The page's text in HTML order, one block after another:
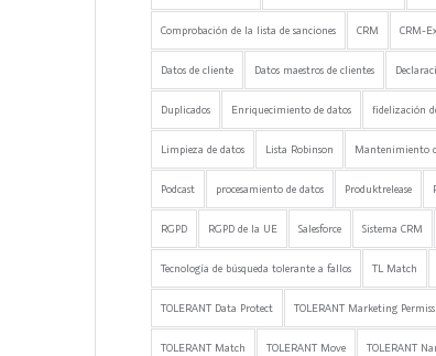
Comprobación de la lista de sanciones CRM CRM-
Datos de cliente Datos maestros de clientes
Duplicados Enriquecimiento de datos fidelización
Limpieza de datos Lista Robinson Mantenimiento
Podcast procesamiento de datos Produktrelease
RGPD RGPD de la UE Salesforce Sistema CRM
Tecnología de búsqueda tolerante a fallos TL Match
TOLERANT Data Protect TOLERANT Marketing
TOLERANT Match TOLERANT Move TOLERANT